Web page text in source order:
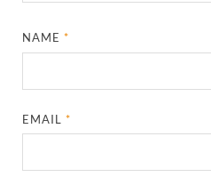
NAME*
EMAIL*